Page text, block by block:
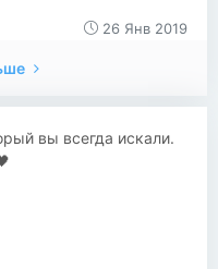
26 Янв 2019
вы всегда искали.